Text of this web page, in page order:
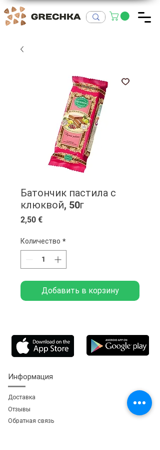
Батончик пастила с
клюквой, 50г
2,50 €Цена
Количество *
Добавить в корзину
Информация
Доставка
Отзывы
Обратная связь